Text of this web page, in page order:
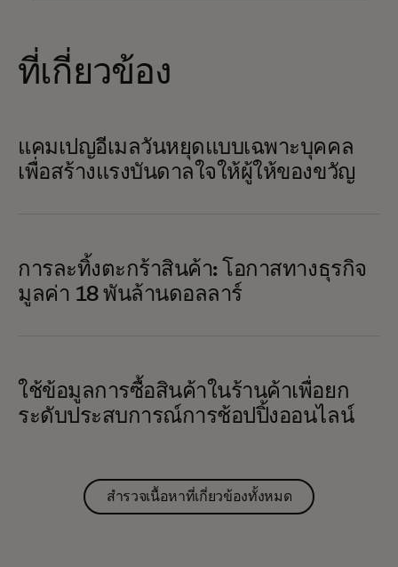
ที่เกี่ยวข้อง
แคมเปญอีเมลวันหยุดแบบเฉพาะบุคคล
เพื่อสร้างแรงบันดาลใจให้ผู้ให้ของขวัญ
การละทิ้งตะกร้าสินค้า: โอกาสทางธุรกิจ
มูลค่า 18 พันล้านดอลลาร์
ใช้ข้อมูลการซื้อสินค้าในร้านค้าเพื่อยก
ระดับประสบการณ์การช้อปปิ้งออนไลน์
สำรวจเนื้อหาที่เกี่ยวข้องทั้งหมด